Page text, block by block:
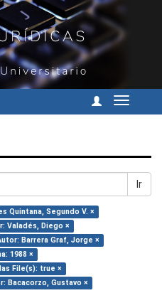
Cambiar
Ir
Quintana, Segundo V. ×
Valadés, Diego ×
Barrera Graf, Jorge ×
1988 ×
File(s): true ×
Bacacorzo, Gustavo ×